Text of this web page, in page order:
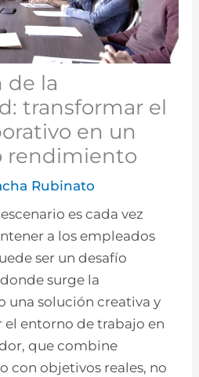
de la
transformar el
en un
rendimiento
Rubinato
es cada vez
a los empleados
ser un desafío
surge la
una solución creativa y
el entorno de trabajo en
que combine
con objetivos reales, no